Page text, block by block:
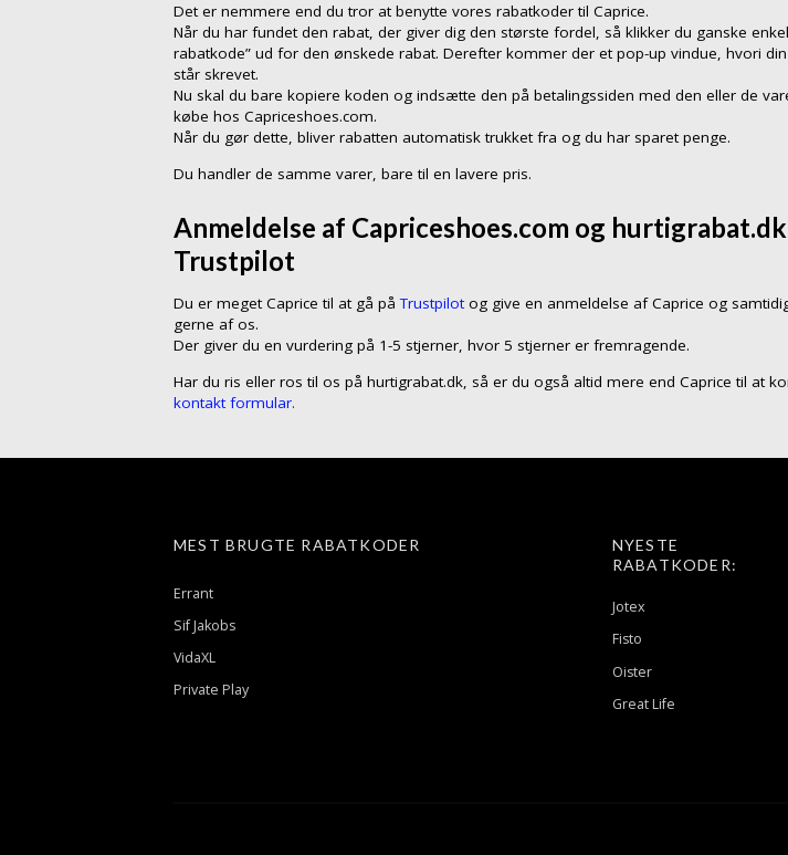
Det er nemmere end du tror at benytte vores rabatkoder til Caprice.
Når du har fundet den rabat, der giver dig den største fordel, så klikker du ganske
rabatkode” ud for den ønskede rabat. Derefter kommer der et pop-up vindue, hvori
står skrevet.
Nu skal du bare kopiere koden og indsætte den på betalingssiden med den eller de
købe hos Capriceshoes.com.
Når du gør dette, bliver rabatten automatisk trukket fra og du har sparet penge.
Du handler de samme varer, bare til en lavere pris.
Anmeldelse af Capriceshoes.com og
Trustpilot
Du er meget Caprice til at gå påTrustpilotog give en anmeldelse af Caprice og
gerne af os.
Der giver du en vurdering på 1-5 stjerner, hvor 5 stjerner er fremragende.
Har du ris eller ros til os på hurtigrabat.dk, så er du også altid mere end Caprice til at
kontakt formular.
MEST BRUGTE RABATKODER
Errant
Sif Jakobs
VidaXL
Private Play
NYESTE
RABATKODER:
Jotex
Fisto
Oister
Great Life